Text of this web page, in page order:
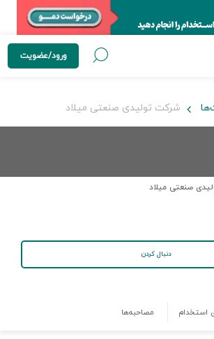
ورود/عضویت
شرکت تولیدی صنعتی میلاد
صنعتی میلاد
دنبال کردن
استخدام مصاحبه‌ها